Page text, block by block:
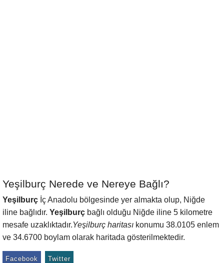
Yeşilburç Nerede ve Nereye Bağlı?
Yeşilburç İç Anadolu bölgesinde yer almakta olup, Niğde
iline bağlıdır. Yeşilburç bağlı olduğu Niğde iline 5 kilometre
mesafe uzaklıktadır.Yeşilburç haritası konumu 38.0105 enlem
ve 34.6700 boylam olarak haritada gösterilmektedir.
Facebook Twitter